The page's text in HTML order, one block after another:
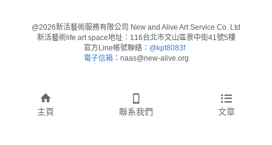
@2026新活藝術服務有限公司 New and Alive Art Service Co. Ltd
新活藝術life art space地址：116台北市文山區景中街41號5樓
官方Line帳號聯絡： @kpt8083f
電子信箱 ：naas@new-alive.org
主頁 聯系我們 文章